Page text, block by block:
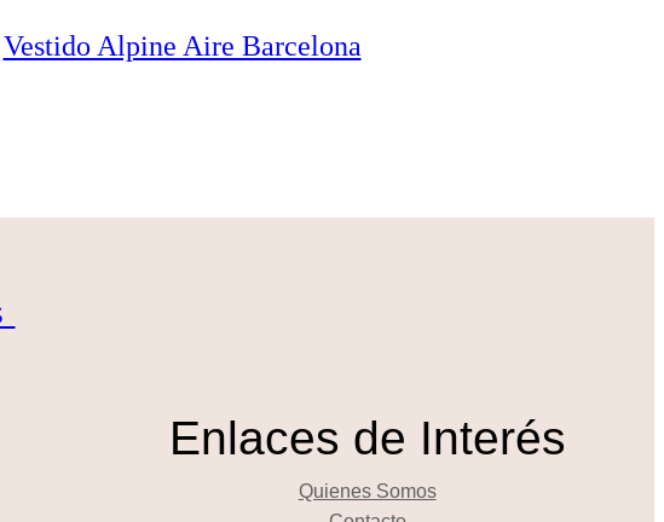
Vestido Alpine Aire Barcelona
Enlaces de Interés
Quienes Somos